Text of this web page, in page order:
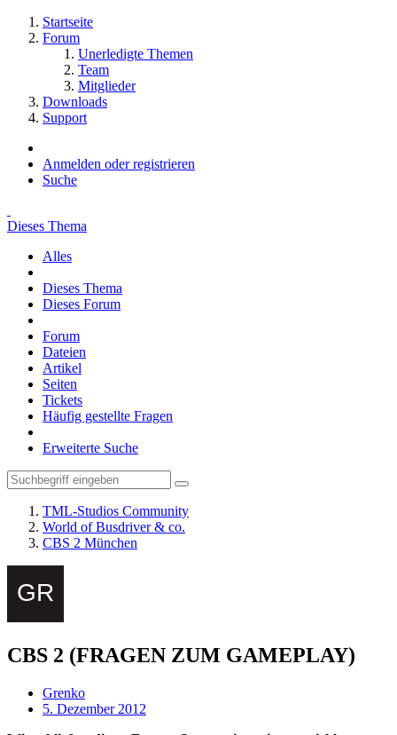
Startseite
Forum
Unerledigte Themen
Team
Mitglieder
Downloads
Support
Anmelden oder registrieren
Suche
Dieses Thema
Alles
Dieses Thema
Dieses Forum
Forum
Dateien
Artikel
Seiten
Tickets
Häufig gestellte Fragen
Erweiterte Suche
TML-Studios Community
World of Busdriver & co.
CBS 2 München
CBS 2 (FRAGEN ZUM GAMEPLAY)
Grenko
5. Dezember 2012